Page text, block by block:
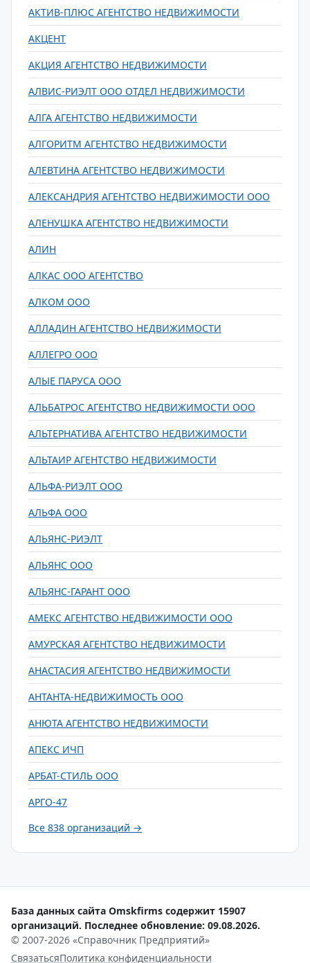
АКТИВ-ПЛЮС АГЕНТСТВО НЕДВИЖИМОСТИ
АКЦЕНТ
АКЦИЯ АГЕНТСТВО НЕДВИЖИМОСТИ
АЛВИС-РИЭЛТ ООО ОТДЕЛ НЕДВИЖИМОСТИ
АЛГА АГЕНТСТВО НЕДВИЖИМОСТИ
АЛГОРИТМ АГЕНТСТВО НЕДВИЖИМОСТИ
АЛЕВТИНА АГЕНТСТВО НЕДВИЖИМОСТИ
АЛЕКСАНДРИЯ АГЕНТСТВО НЕДВИЖИМОСТИ ООО
АЛЕНУШКА АГЕНТСТВО НЕДВИЖИМОСТИ
АЛИН
АЛКАС ООО АГЕНТСТВО
АЛКОМ ООО
АЛЛАДИН АГЕНТСТВО НЕДВИЖИМОСТИ
АЛЛЕГРО ООО
АЛЫЕ ПАРУСА ООО
АЛЬБАТРОС АГЕНТСТВО НЕДВИЖИМОСТИ ООО
АЛЬТЕРНАТИВА АГЕНТСТВО НЕДВИЖИМОСТИ
АЛЬТАИР АГЕНТСТВО НЕДВИЖИМОСТИ
АЛЬФА-РИЭЛТ ООО
АЛЬФА ООО
АЛЬЯНС-РИЭЛТ
АЛЬЯНС ООО
АЛЬЯНС-ГАРАНТ ООО
АМЕКС АГЕНТСТВО НЕДВИЖИМОСТИ ООО
АМУРСКАЯ АГЕНТСТВО НЕДВИЖИМОСТИ
АНАСТАСИЯ АГЕНТСТВО НЕДВИЖИМОСТИ
АНТАНТА-НЕДВИЖИМОСТЬ ООО
АНЮТА АГЕНТСТВО НЕДВИЖИМОСТИ
АПЕКС ИЧП
АРБАТ-СТИЛЬ ООО
АРГО-47
Все 838 организаций →
База данных сайта Omskfirms содержит 15907
организаций. Последнее обновление: 09.08.2026.
© 2007-2026 «Справочник Предприятий»
СвязатьсяПолитика конфиденциальности